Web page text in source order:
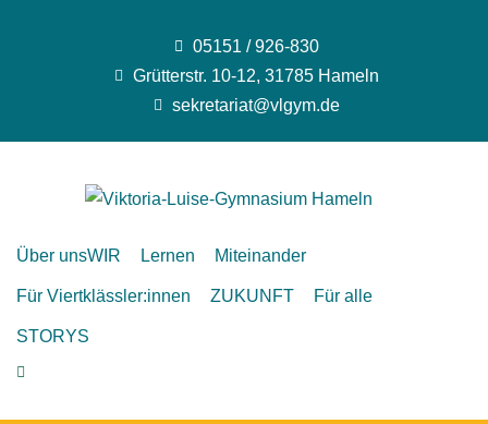
05151 / 926-830
Grütterstr. 10-12, 31785 Hameln
sekretariat@vlgym.de
Über unsWIR Lernen Miteinander
Für Viertklässler:innen ZUKUNFT Für alle
STORYS